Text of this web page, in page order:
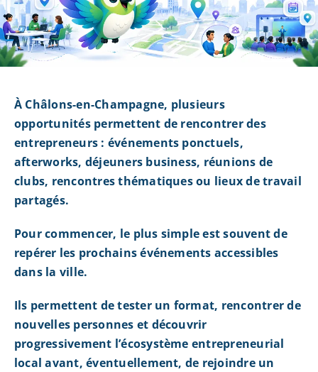
À Châlons-en-Champagne, plusieurs
opportunités permettent de rencontrer des
entrepreneurs : événements ponctuels,
afterworks, déjeuners business, réunions de
clubs, rencontres thématiques ou lieux de travail
partagés.
Pour commencer, le plus simple est souvent de
repérer les prochains événements accessibles
dans la ville.
Ils permettent de tester un format, rencontrer de
nouvelles personnes et découvrir
progressivement l’écosystème entrepreneurial
local avant, éventuellement, de rejoindre un